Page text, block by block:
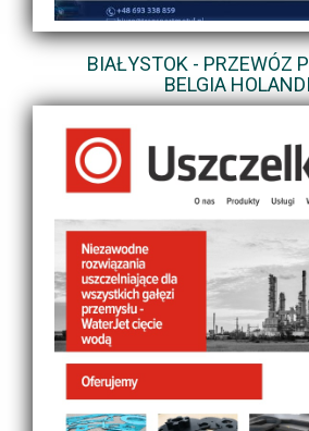
BIAŁYSTOK - PRZEWÓZ
BELGIA